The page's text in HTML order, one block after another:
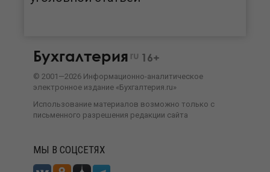
Бухгалтерия ru 16+
© 2001—2026 Информационно-аналитическое
электронное издание «Бухгалтерия.ru»
Использование материалов возможно только с
письменного разрешения редакции сайта
МЫ В СОЦСЕТЯХ